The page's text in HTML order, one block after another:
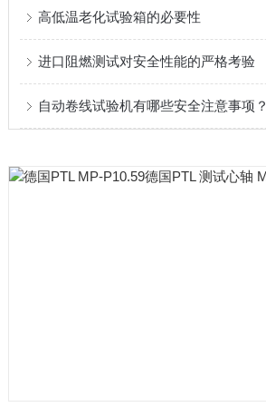
高低温老化试验箱的必要性
进口阻燃测试对安全性能的严格考验
自动卷线试验机有哪些安全注意事项？